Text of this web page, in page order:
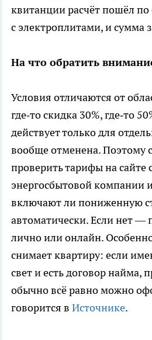
квитанции расчёт пошёл по
с электроплитами, и сумма
На что обратить
Условия отличаются от
где‑то скидка 30%, где‑то
действует только для
вообще отменена. Поэтому
проверить тарифы на сайте
энергосбытовой компании
включают ли пониженную
автоматически. Если нет —
лично или онлайн.
снимает квартиру: если
свет и есть договор найма,
обычно всё равно можно
говорится в Источнике.